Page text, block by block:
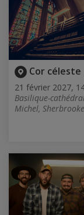
Cor céleste
21 février 2027,
Basilique-
Michel,